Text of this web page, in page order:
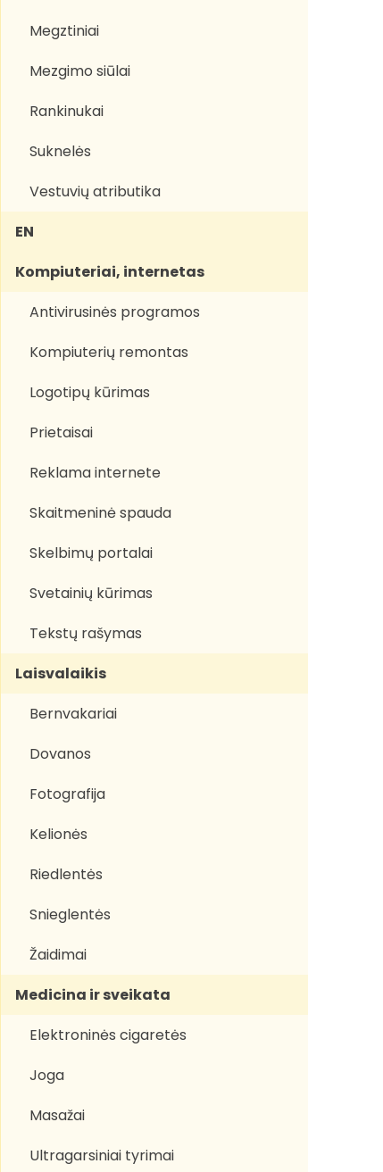
Megztiniai
Mezgimo siūlai
Rankinukai
Suknelės
Vestuvių atributika
EN
Kompiuteriai, internetas
Antivirusinės programos
Kompiuterių remontas
Logotipų kūrimas
Prietaisai
Reklama internete
Skaitmeninė spauda
Skelbimų portalai
Svetainių kūrimas
Tekstų rašymas
Laisvalaikis
Bernvakariai
Dovanos
Fotografija
Kelionės
Riedlentės
Snieglentės
Žaidimai
Medicina ir sveikata
Elektroninės cigaretės
Joga
Masažai
Ultragarsiniai tyrimai